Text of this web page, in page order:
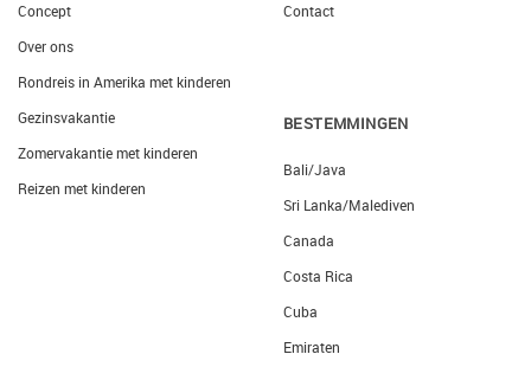
Concept
Over ons
Rondreis in Amerika met kinderen
Gezinsvakantie
Zomervakantie met kinderen
Reizen met kinderen
Contact
BESTEMMINGEN
Bali/Java
Sri Lanka/Malediven
Canada
Costa Rica
Cuba
Emiraten